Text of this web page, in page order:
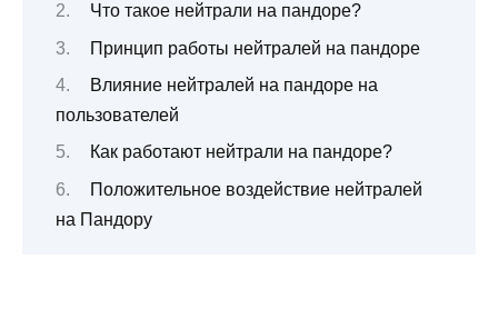
Что такое нейтрали на пандоре?
Принцип работы нейтралей на пандоре
Влияние нейтралей на пандоре на
пользователей
Как работают нейтрали на пандоре?
Положительное воздействие нейтралей
на Пандору